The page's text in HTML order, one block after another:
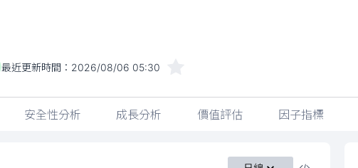
最近更新時間： 2026/08/06 05:30
安全性分析 成長分析 價值評估 因子指標